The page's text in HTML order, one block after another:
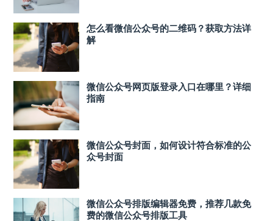
怎么看微信公众号的二维码？获取方法详
解
微信公众号网页版登录入口在哪里？详细
指南
微信公众号封面，如何设计符合标准的公
众号封面
微信公众号排版编辑器免费，推荐几款免
费的微信公众号排版工具